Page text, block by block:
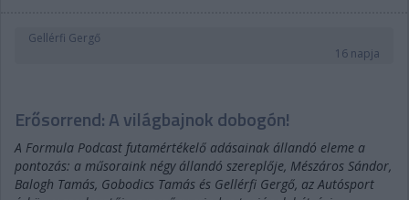
Gellérfi Gergő
16 napja
Erősorrend: A világbajnok dobogón!
A Formula Podcast futamértékelő adásainak állandó eleme a
pontozás: a műsoraink négy állandó szereplője, Mészáros Sándor,
Balogh Tamás, Gobodics Tamás és Gellérfi Gergő, az Autósport